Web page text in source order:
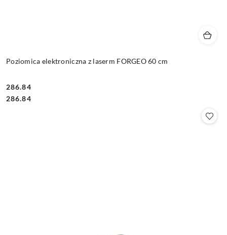
Poziomica elektroniczna z laserm FORGEO 60 cm
Cena:
286.84
Cena:
286.84